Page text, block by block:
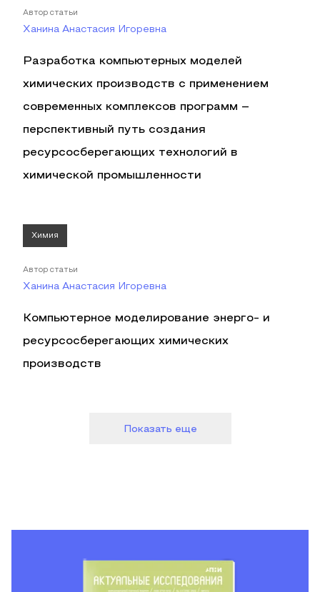
Автор статьи
Ханина Анастасия Игоревна
Разработка компьютерных моделей
химических производств с применением
современных комплексов программ –
перспективный путь создания
ресурсосберегающих технологий в
химической промышленности
Химия
Автор статьи
Ханина Анастасия Игоревна
Компьютерное моделирование энерго- и
ресурсосберегающих химических
производств
Показать еще